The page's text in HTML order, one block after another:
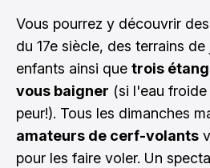
Vous pourrez y découvrir
du 17e siècle, des terrains de
enfants ainsi que trois
vous baigner (si l'eau
peur!). Tous les dimanches
amateurs de cerf-volants
pour les faire voler. Un